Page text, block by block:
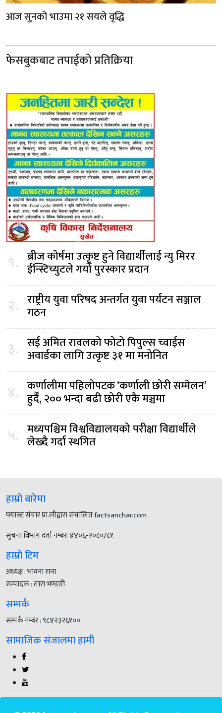
आज सुनको भाउमा २१ सयले वृद्धि
फेसबुकबाट तपाईको प्रतिक्रिया
१. ब्रीज कोर्षमा उत्कृष्ट हुने विद्यार्थीलाई न्यु मिरर
ईन्स्टिच्युटले गर्यो पुरस्कार प्रदान
२. राष्ट्रीय युवा परिषद अन्तर्गत युवा पर्यटन सञ्जाल
गठन
३. सई अमित रावलको फोटो पिपुल्स च्वाईस
अवार्डका लागि उत्कृष्ट ३१ मा मनोनित
४. कर्णालीमा पहिलोपटक ‘कर्णाली छोरी सम्मेलन’
हुदैँ, २०० भन्दा बढी छोरी एकै मञ्चमा
५. मध्यपश्चिम विश्वविद्यालयको परीक्षा विद्यार्थीले
लेख्दै गर्दा स्थगित
हाम्रो बारेमा
फ्याक्ट संचार प्रा.लीद्वारा संचालित factsanchar.com
सुचना विभाग दर्ता नम्बरः ४४०६-२०८०/८१
हाम्रो टिम
अध्यक्ष : भावना राना
सम्पादक : तारा भण्डारी
सम्पर्क
सम्पर्क नम्बर : ९८४२३२६१००
सामाजिक संजालमा हामी